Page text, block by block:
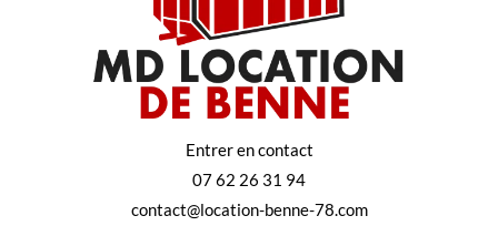
Entrer en contact
07 62 26 31 94
contact@location-benne-78.com